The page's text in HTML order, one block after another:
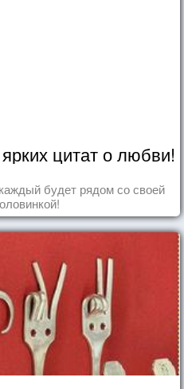
цитат о любви!
будет рядом со своей